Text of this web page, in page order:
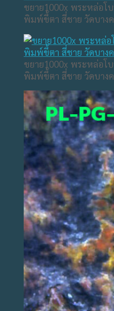
ขยาย1000x พระหล่อโ
พิมพ์ขี้ตา สี่ชาย วัดบาง
ขยาย1000x พระหล่อโ
พิมพ์ขี้ตา สี่ชาย วัดบาง